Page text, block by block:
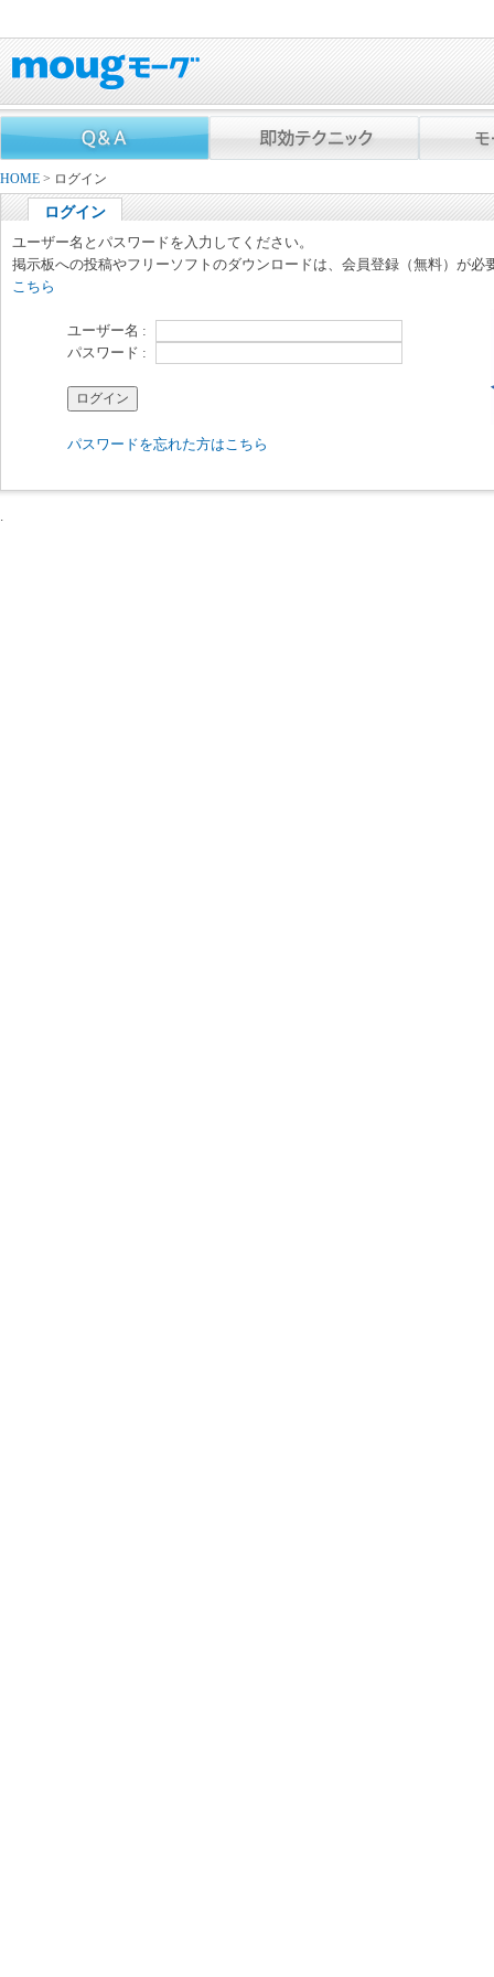
HOME > ログイン
ログイン
ユーザー名とパスワードを入力してください。
掲示板への投稿やフリーソフトのダウンロードは、会員登録（無料）が必
こちら
ユーザー名 :
パスワード :
パスワードを忘れた方はこちら